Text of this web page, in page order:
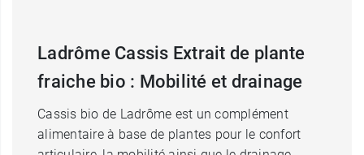
Ladrôme Cassis Extrait de plante
fraiche bio : Mobilité et drainage
Cassis bio de Ladrôme est un complément
alimentaire à base de plantes pour le confort